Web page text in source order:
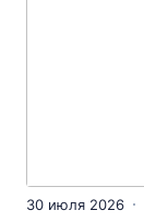
30 июля 2026